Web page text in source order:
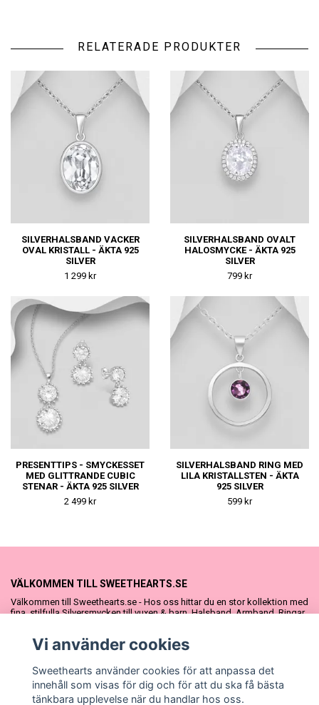
RELATERADE PRODUKTER
SILVERHALSBAND VACKER
OVAL KRISTALL - ÄKTA 925
SILVER
1 299 kr
SILVERHALSBAND OVALT
HALOSMYCKE - ÄKTA 925
SILVER
799 kr
PRESENTTIPS - SMYCKESSET
MED GLITTRANDE CUBIC
STENAR - ÄKTA 925 SILVER
2 499 kr
SILVERHALSBAND RING MED
LILA KRISTALLSTEN - ÄKTA
925 SILVER
599 kr
VÄLKOMMEN TILL SWEETHEARTS.SE
Välkommen till Sweethearts.se - Hos oss hittar du en stor kollektion med
fina, stilfulla Silversmycken till vuxen & barn. Halsband, Armband, Ringar
vår söta Sweethearts kolllektion med barnsmycken, tyllkjolar &
Vi använder cookies
Sweethearts använder cookies för att anpassa det
innehåll som visas för dig och för att du ska få bästa
tänkbara upplevelse när du handlar hos oss.